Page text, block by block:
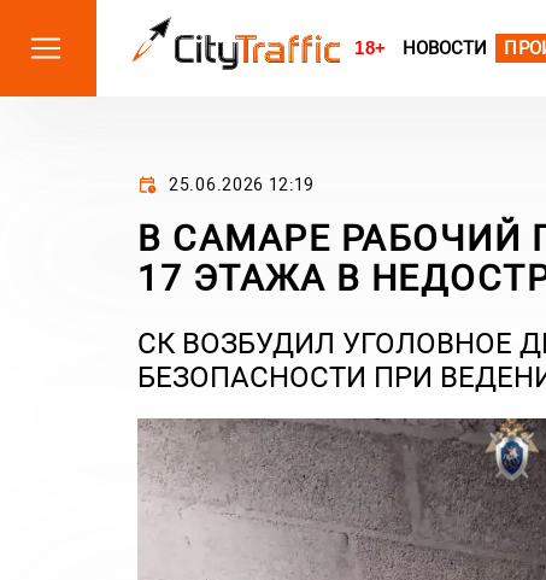
18+ НОВОСТИ
25.06.2026 12:19
В САМАРЕ РАБОЧИЙ
17 ЭТАЖА В
СК ВОЗБУДИЛ УГОЛОВНОЕ
БЕЗОПАСНОСТИ ПРИ